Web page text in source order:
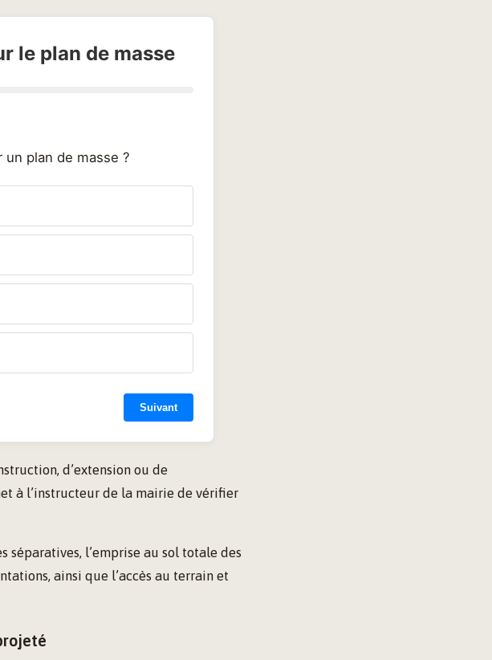
le plan de masse
plan de masse ?
Suivant
d’extension ou de
à l’instructeur de la mairie de vérifier
l’emprise au sol totale des
ainsi que l’accès au terrain et